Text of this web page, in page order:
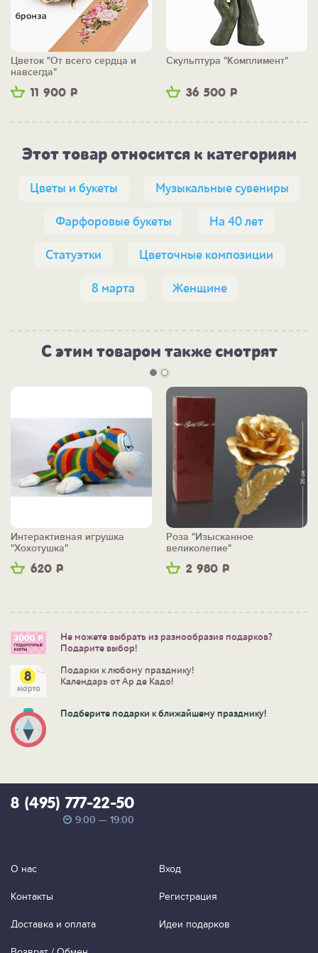
11 900 Р
Цветок "От всего сердца и
навсегда"
36 500 Р
Скульптура "Комплимент"
Этот товар относится к категориям
Цветы и букеты Музыкальные сувениры
Фарфоровые букеты На 40 лет
Статуэтки Цветочные композиции
8 марта Женщине
С этим товаром также смотрят
620 Р
Интерактивная игрушка
"Хохотушка"
2 980 Р
Роза "Изысканное
великолепие"
Не можете выбрать из разнообразия подарков?
Подарите выбор!
Подарки к любому празднику!
Календарь от Ар де Кадо!
Подберите подарки к ближайшему празднику!
8 (495) 777-22-50
9:00 — 19:00
О нас
Контакты
Доставка и оплата
Вход
Регистрация
Идеи подарков